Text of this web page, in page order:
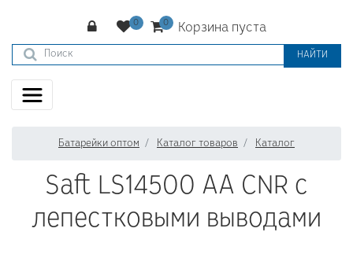
Корзина пуста
НАЙТИ
Батарейки оптом Каталог товаров Каталог
Saft LS14500 AA CNR с
лепестковыми выводами